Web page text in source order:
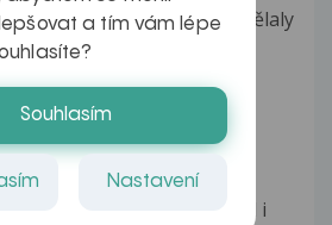
dny se mi na noze udělaly
velikosti...
už asi týden mám na
fleky, když...
se svěděním chodidel i
a tím vám lépe
Souhlasím
Nastavení